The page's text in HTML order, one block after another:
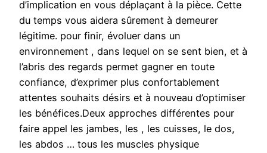
d’implication en vous déplaçant à la pièce. Cette
du temps vous aidera sûrement à demeurer
légitime. pour finir, évoluer dans un
environnement , dans lequel on se sent bien, et à
l’abris des regards permet gagner en toute
confiance, d’exprimer plus confortablement
attentes souhaits désirs et à nouveau d’optimiser
les bénéfices.Deux approches différentes pour
faire appel les jambes, les , les cuisses, le dos,
les abdos … tous les muscles physique